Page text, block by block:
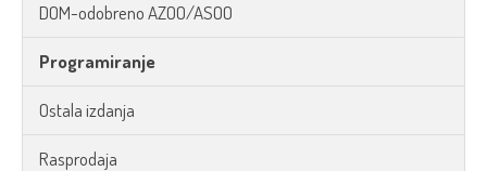
DOM-odobreno AZOO/ASOO
Programiranje
Ostala izdanja
Rasprodaja